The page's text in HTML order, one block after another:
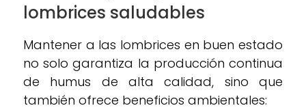
lombrices saludables
Mantener a las lombrices en buen estado
no solo garantiza la producción continua
de humus de alta calidad, sino que
también ofrece beneficios ambientales: